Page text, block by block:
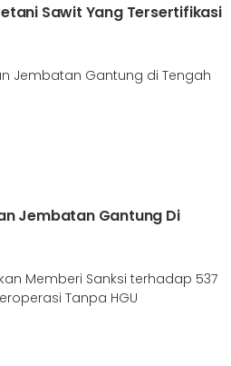
Sawit Yang Tersertifikasi
Jembatan Gantung Di